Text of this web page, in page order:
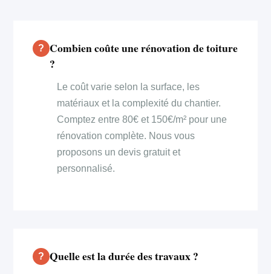
Combien coûte une rénovation de toiture
?
Le coût varie selon la surface, les
matériaux et la complexité du chantier.
Comptez entre 80€ et 150€/m² pour une
rénovation complète. Nous vous
proposons un devis gratuit et
personnalisé.
Quelle est la durée des travaux ?